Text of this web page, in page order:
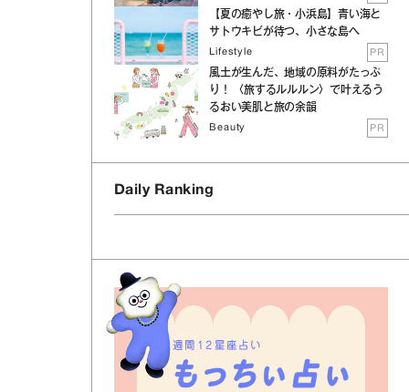
【夏の癒やし旅・小浜島】青い海と
サトウキビが待つ、小さな島へ
Lifestyle PR
風土が生んだ、地域の原料がたっぷ
り！ 〈旅するルルルン〉で叶えるう
るおい美肌と旅の余韻
Beauty PR
Daily Ranking
週間12星座占い